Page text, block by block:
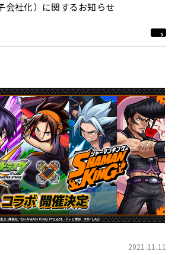
会社化）に関するお知らせ
2021.11.11